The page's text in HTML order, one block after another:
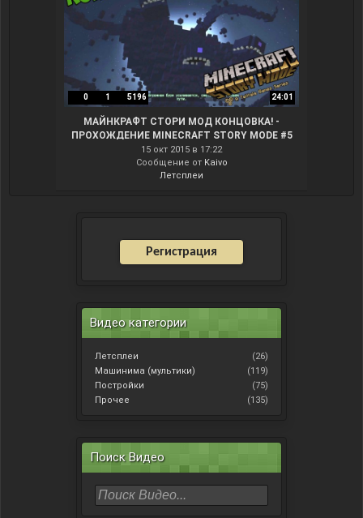
0 1 5196 24:01
МАЙНКРАФТ СТОРИ МОД КОНЦОВКА! -
ПРОХОЖДЕНИЕ MINECRAFT STORY MODE #5
15 окт 2015 в 17:22
Сообщение от Kaivo
Летсплеи
Регистрация
Видео категории
Летсплеи
(26)
Машинима (мультики)
(119)
Постройки
(75)
Прочее
(135)
Поиск Видео